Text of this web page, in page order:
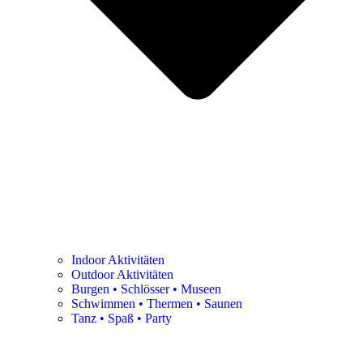
Indoor Aktivitäten
Outdoor Aktivitäten
Burgen • Schlösser • Museen
Schwimmen • Thermen • Saunen
Tanz • Spaß • Party